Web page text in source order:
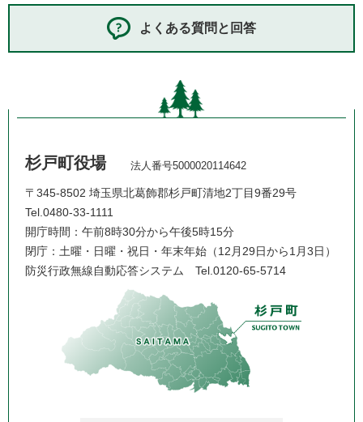
よくある質問と回答
杉戸町役場 法人番号5000020114642
〒345-8502 埼玉県北葛飾郡杉戸町清地2丁目9番29号
Tel.0480-33-1111
開庁時間：午前8時30分から午後5時15分
閉庁：土曜・日曜・祝日・年末年始（12月29日から1月3日）
防災行政無線自動応答システム Tel.0120-65-5714